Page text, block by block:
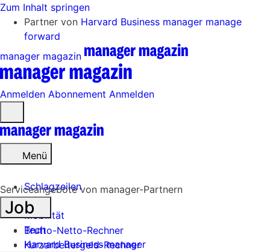
Zum Inhalt springen
Partner von Harvard Business manager manage
forward
manager magazin
Anmelden Abonnement Anmelden
öffnen
Menü
Schlagzeilen
Mobilität
Tech
Harvard Business manager
Serviceangebote von manager-Partnern
Job
Brutto-Netto-Rechner
Kurzarbeitergeld-Rechner